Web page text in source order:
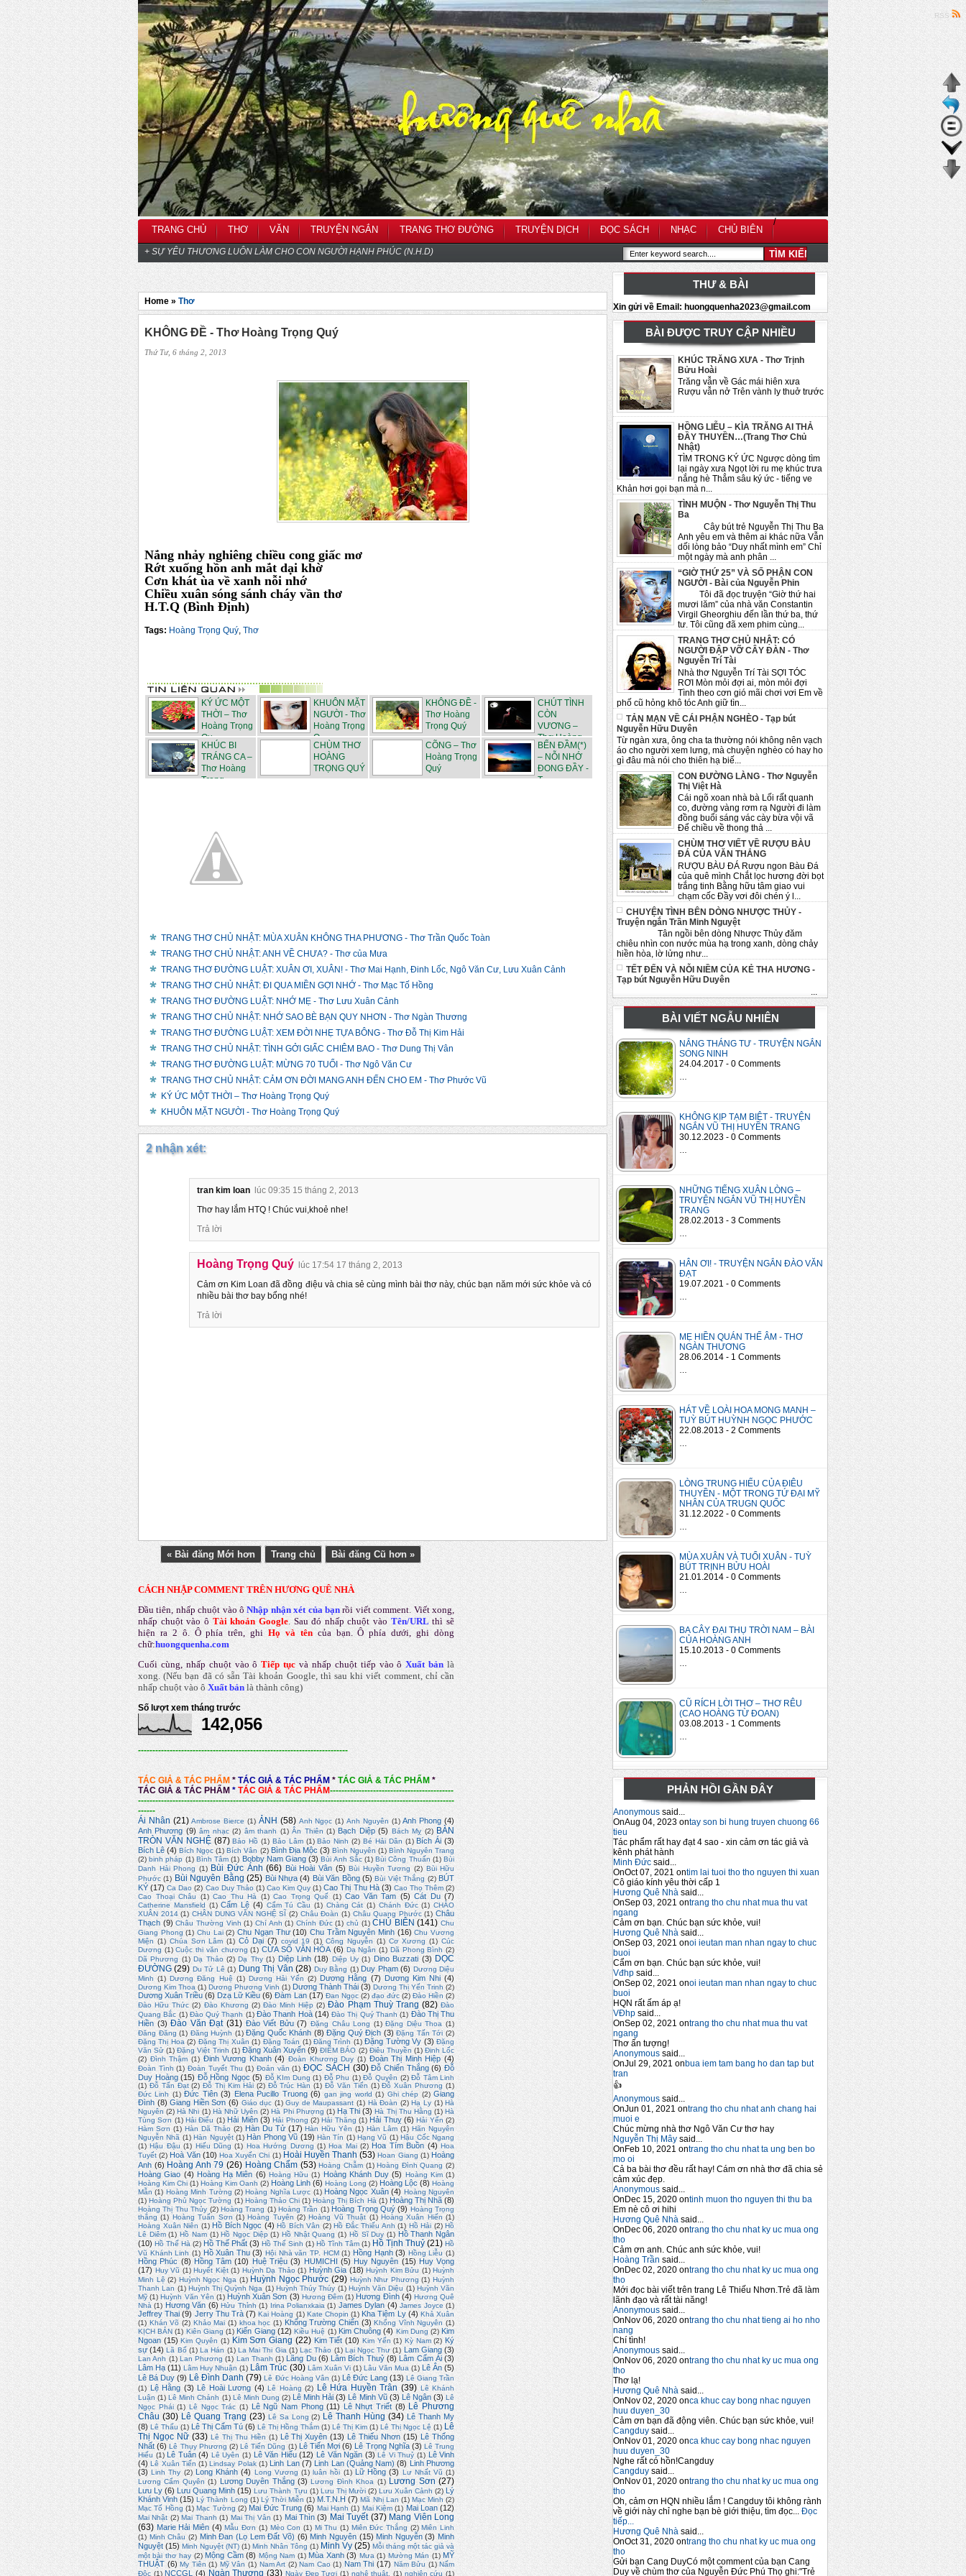
TRANG CHỦ THƠ VĂN TRUYỆN NGẮN TRANG THƠ ĐƯỜNG TRUYỆN DỊCH
/
ĐỌC SÁCH NHẠC CHỦ BIÊN
+ SỰ YÊU THƯƠNG LUÔN LÀM CHO CON NGƯỜI HẠNH PHÚC (N.H.D)
RSS
THƯ & BÀI
Xin gửi về Email: huongquenha2023@gmail.com
BÀI ĐƯỢC TRUY CẬP NHIỀU
KHÚC TRĂNG XƯA - Thơ Trịnh
Bửu Hoài
Trăng vẫn về Gác mái hiên xưa
Rượu vẫn nở Trên vành ly thuở trước
HỒNG LIỄU – KÌA TRĂNG AI THẢ
ĐẦY THUYỀN…(Trang Thơ Chủ
Nhật)
TÌM TRONG KÝ ỨC Ngược dòng tìm
lại ngày xưa Ngọt lời ru mẹ khúc trưa
nắng hè Thẳm sâu ký ức - tiếng ve
Khản hơi gọi bạn mà n...
TÌNH MUỘN - Thơ Nguyễn Thị Thu
Ba
Cây bút trẻ Nguyễn Thị Thu Ba
Anh yêu em và thêm ai khác nữa Vẫn
dối lòng bảo “Duy nhất mình em” Chỉ
một ngày mà anh phân ...
“GIỜ THỨ 25” VÀ SỐ PHẬN CON
NGƯỜI - Bài của Nguyễn Phin
Tôi đã đọc truyện “Giờ thứ hai
mươi lăm” của nhà văn Constantin
Virgil Gheorghiu đến lần thứ ba, thứ
tư. Tôi cũng đã xem phim cùng...
TRANG THƠ CHỦ NHẬT: CÓ
NGƯỜI ĐẬP VỠ CÂY ĐÀN - Thơ
Nguyễn Trí Tài
Nhà thơ Nguyễn Trí Tài SỢI TÓC
RƠI Mòn mỏi đợi ai, mòn mỏi đợi
Tình theo cơn gió mãi chơi vơi Em về
phố cũ hỏng khô tóc Anh giữ tìn...
TẢN MẠN VỀ CÁI PHẬN NGHÈO - Tạp bút
Nguyễn Hữu Duyên
Từ ngàn xưa, ông cha ta thường nói không nên vạch
áo cho người xem lưng, mà chuyện nghèo có hay ho
gì đâu mà nói cho thiên hạ biế...
CON ĐƯỜNG LÀNG - Thơ Nguyễn
Thị Việt Hà
Cái ngõ xoan nhà bà Lối rất quanh
co, đường vàng rơm rạ Người đi làm
đồng buổi sáng vác cày bừa vội vã
Để chiều về thong thả ...
CHÙM THƠ VIẾT VỀ RƯỢU BÀU
ĐÁ CỦA VĂN THẮNG
RƯỢU BÀU ĐÁ Rượu ngon Bàu Đá
của quê mình Chắt lọc hương đời bọt
trắng tinh Bằng hữu tâm giao vui
chạm cốc Đầy vơi đôi chén ý l...
CHUYỆN TÌNH BÊN DÒNG NHƯỢC THỦY -
Truyện ngắn Trần Minh Nguyệt
Tân ngồi bên dòng Nhược Thủy đăm
chiêu nhìn con nước mùa hạ trong xanh, dòng chảy
hiền hòa, lờ lửng như...
TẾT ĐẾN VÀ NỖI NIỀM CỦA KẺ THA HƯƠNG -
Tạp bút Nguyễn Hữu Duyên
BÀI VIẾT NGẪU NHIÊN
NẮNG THÁNG TƯ - TRUYỆN NGẮN
SONG NINH
24.04.2017 - 0 Comments
KHÔNG KỊP TẠM BIỆT - TRUYỆN
NGẮN VŨ THỊ HUYỀN TRANG
30.12.2023 - 0 Comments
NHỮNG TIẾNG XUÂN LÒNG –
TRUYỆN NGẮN VŨ THỊ HUYỀN
TRANG
28.02.2013 - 3 Comments
HÂN ƠI! - TRUYỆN NGẮN ĐÀO VĂN
ĐẠT
19.07.2021 - 0 Comments
MẸ HIỀN QUÁN THẾ ÂM - THƠ
NGÀN THƯƠNG
28.06.2014 - 1 Comments
HÁT VỀ LOÀI HOA MONG MANH –
TUỲ BÚT HUỲNH NGỌC PHƯỚC
22.08.2013 - 2 Comments
LÒNG TRUNG HIẾU CỦA ĐIÊU
THUYỀN - MỘT TRONG TỨ ĐẠI MỸ
NHÂN CỦA TRUGN QUỐC
31.12.2022 - 0 Comments
MÙA XUÂN VÀ TUỔI XUÂN - TUỲ
BÚT TRỊNH BỬU HOÀI
21.01.2014 - 0 Comments
BA CÂY ĐẠI THỤ TRỜI NAM – BÀI
CỦA HOÀNG ANH
15.10.2013 - 0 Comments
CŨ RÍCH LỜI THƠ – THƠ RÊU
(CAO HOÀNG TỪ ĐOAN)
03.08.2013 - 1 Comments
PHẢN HỒI GẦN ĐÂY
Anonymous said...
OnAug 04, 2023 ontay son bi hung truyen chuong 66
tieu
Tác phẩm rất hay đạt 4 sao - xin cảm ơn tác giả và
kênh phát hành
Minh Đức said...
OnOct 07, 2021 ontim lai tuoi tho tho nguyen thi xuan
Cô giáo kính yêu thời cấp 1
Hương Quê Nhà said...
OnSep 03, 2021 ontrang tho chu nhat mua thu vat
ngang
Cảm ơn bạn. Chúc bạn sức khỏe, vui!
Hương Quê Nhà said...
OnSep 03, 2021 onoi ieutan man nhan ngay to chuc
buoi
Cẩm ơn bạn. Chúc bạn sức khỏe, vui!
Vđhp said...
OnSep 02, 2021 onoi ieutan man nhan ngay to chuc
buoi
HQN rất ấm áp ạ!
VĐhp said...
OnSep 02, 2021 ontrang tho chu nhat mua thu vat
ngang
Thơ ấn tượng!
Anonymous said...
OnJul 29, 2021 onbua iem tam bang ho dan tap but
tran
👍
Anonymous said...
OnJun 01, 2021 ontrang tho chu nhat anh chang hai
muoi e
Chúc mừng nhà thơ Ngô Văn Cư thơ hay
Nguyễn Thị Mây said...
OnFeb 10, 2021 ontrang tho chu nhat ta ung ben bo
mo oi
Cả ba bài thơ đều rất hay! Cám ơn nhà thơ đã chia sẻ
cảm xúc đẹp.
Anonymous said...
OnDec 15, 2020 ontinh muon tho nguyen thi thu ba
Em nè cô ơi hihi
Hương Quê Nhà said...
OnDec 06, 2020 ontrang tho chu nhat ky uc mua ong
tho
Cảm ơn anh. Chúc anh sức khỏe, vui!
Hoàng Trần said...
OnDec 02, 2020 ontrang tho chu nhat ky uc mua ong
tho
Mới đọc bài viết trên trang Lê Thiếu Nhơn.Trẻ đã làm
lãnh đạo và rất tài năng!
Anonymous said...
OnNov 06, 2020 ontrang tho chu nhat tieng ai ho nho
nang
Chí tình!
Anonymous said...
OnNov 06, 2020 ontrang tho chu nhat ky uc mua ong
tho
Thơ lạ!
Hương Quê Nhà said...
OnNov 02, 2020 onca khuc cay bong nhac nguyen
huu duyen_30
Cảm ơn bạn đã động viên. Chúc bạn sức khỏe, vui!
Cangduy said...
OnNov 01, 2020 onca khuc cay bong nhac nguyen
huu duyen_30
Nghe rất có hồn!Cangduy
Cangduy said...
OnNov 01, 2020 ontrang tho chu nhat ky uc mua ong
tho
Oh, cảm ơn HQN nhiều lắm ! Cangduy tôi không rành
về giới này chỉ nghe bạn bè giới thiệu, tìm đọc...
Đọc
tiếp...
Hương Quê Nhà said...
OnOct 31, 2020 ontrang tho chu nhat ky uc mua ong
tho
Gửi bạn Cang DuyCó một comment của bạn Cang
Duy về chùm thơ của Nguyễn Đức Phú Thọ ghi:"Trẻ
Home » Thơ
KHÔNG ĐỀ - Thơ Hoàng Trọng Quý
Thứ Tư, 6 tháng 2, 2013
Nắng nhảy nghiêng chiều cong giấc mơ
Rớt xuống hồn anh mắt dại khờ
Cơn khát ùa về xanh nỗi nhớ
Chiều xuân sóng sánh cháy vần thơ
H.T.Q (Bình Định)
Tags: Hoàng Trọng Quý, Thơ
KÝ ỨC MỘT
THỜI – Thơ
Hoàng Trọng
Qu...
KHUÔN MẶT
NGƯỜI - Thơ
Hoàng Trọng
Q...
KHÔNG ĐỀ -
Thơ Hoàng
Trọng Quý
CHÚT TÌNH
CÒN
VƯƠNG –
Thơ Hoàng
Trọ...
KHÚC BI
TRÁNG CA –
Thơ Hoàng
Trọng ...
CHÙM THƠ
HOÀNG
TRỌNG QUÝ
CÕNG – Thơ
Hoàng Trọng
Quý
BẾN ĐẦM(*)
– NỖI NHỚ
ĐONG ĐẦY -
T...
TRANG THƠ CHỦ NHẬT: MÙA XUÂN KHÔNG THA PHƯƠNG - Thơ Trần Quốc Toàn
TRANG THƠ CHỦ NHẬT: ANH VỀ CHƯA? - Thơ của Mưa
TRANG THƠ ĐƯỜNG LUẬT: XUÂN ƠI, XUÂN! - Thơ Mai Hạnh, Đinh Lốc, Ngô Văn Cư, Lưu Xuân Cảnh
TRANG THƠ CHỦ NHẬT: ĐI QUA MIỀN GỢI NHỚ - Thơ Mạc Tố Hồng
TRANG THƠ ĐƯỜNG LUẬT: NHỚ MẸ - Thơ Lưu Xuân Cảnh
TRANG THƠ CHỦ NHẬT: NHỚ SAO BÈ BẠN QUY NHƠN - Thơ Ngàn Thương
TRANG THƠ ĐƯỜNG LUẬT: XEM ĐỜI NHẸ TỰA BÔNG - Thơ Đỗ Thị Kim Hải
TRANG THƠ CHỦ NHẬT: TÌNH GỞI GIẤC CHIÊM BAO - Thơ Dung Thị Vân
TRANG THƠ ĐƯỜNG LUẬT: MỪNG 70 TUỔI - Thơ Ngô Văn Cư
TRANG THƠ CHỦ NHẬT: CẢM ƠN ĐỜI MANG ANH ĐẾN CHO EM - Thơ Phước Vũ
KÝ ỨC MỘT THỜI – Thơ Hoàng Trọng Quý
KHUÔN MẶT NGƯỜI - Thơ Hoàng Trọng Quý
2 nhận xét:
tran kim loan
lúc 09:35 15 tháng 2, 2013
Thơ hay lắm HTQ ! Chúc vui,khoẻ nhe!
Trả lời
Hoàng Trọng Quý
lúc 17:54 17 tháng 2, 2013
Cảm ơn Kim Loan đã đồng điệu và chia sẻ cùng mình bài thơ này, chúc bạn năm mới sức khỏe và có
nhiều bài thơ bay bổng nhé!
Trả lời
« Bài đăng Mới hơn Trang chủ Bài đăng Cũ hơn »
CÁCH NHẬP COMMENT TRÊN HƯƠNG QUÊ NHÀ
Đầu tiên, nhấp chuột vào ô Nhập nhận xét của bạn rồi viết comment. Viết xong,
nhấp chuột vào ô Tài khoản Google. Sau đó nhấp chuột vào Tên/URL thì sẽ
hiện ra 2 ô. Ô phía trên, ghiHọ và tên của bạn. Ô phía dưới, ghi dòng
chữ:huongquenha.com
Cuối cùng, nhấp chuột vào ô Tiếp tục và nhấp chuột tiếp vào ôXuất bản là
xong.(Nếu bạn đã có sẵn Tài khoản Google, thì sau khi viết comment, chỉ cần
nhấp chuột vào ô Xuất bản là thành công)
Số lượt xem tháng trước
142,056
-------------------------------------------------------------------------
TÁC GIẢ & TÁC PHẨM * TÁC GIẢ & TÁC PHẨM * TÁC GIẢ & TÁC PHẨM *
TÁC GIẢ & TÁC PHẨM * TÁC GIẢ & TÁC PHẨM-------------------------------------------
--------------------------------------------------------------------------------------------------------------
------
Ái Nhân (21) Ambrose Bierce (1) ẢNH (58) Anh Ngọc (1) Anh Nguyên (1) Anh Phong (4)
Anh Phương (9) âm nhạc (2) âm thanh (1) Ân Thiên (1) Bạch Diệp (5) Bách Mỵ (2) BÀN
TRÒN VĂN NGHỆ (87) Bảo Hồ (1) Bảo Lâm (1) Bảo Ninh (2) Bé Hải Dân (1) Bích Ái (3)
Bích Lê (4) Bích Ngọc (1) Bích Vân (2) Bình Địa Mộc (3) Bình Nguyên (1) Bình Nguyên Trang
(2) binh pháp (1) Bình Tâm (1) Bobby Nam Giang (3) Bùi Anh Sắc (1) Bùi Công Thuấn (1) Bùi
Danh Hải Phong (1) Bùi Đức Ánh (66) Bùi Hoài Vân (5) Bùi Huyền Tương (2) Bùi Hữu
Phước (1) Bùi Nguyên Bằng (25) Bùi Nhựa (4) Bùi Văn Bồng (5) Bùi Việt Thắng (2) BÚT
KÝ (17) Ca Dao (2) Cao Duy Thảo (1) Cao Kim Quy (1) Cao Thị Thu Hà (3) Cao Thọ Thêm (2)
Cao Thoại Châu
(1) Cao Thu Hà (1) Cao Trọng Quế (1) Cao Văn Tam (5) Cát Du (7)
Catherine Mansfield (1) Cẩm Lệ (4) Cẩm Tú Cầu (1) Chàng Cát (1) Chánh Đức (1) CHÀO
XUÂN 2014 (1) CHÂN DUNG VĂN NGHỆ SĨ (2) Châu Đoàn (1) Châu Quang Phước (1) Châu
Thạch (9) Châu Thường Vinh (1) Chí Anh (1) Chính Đức (1) chủ (1) CHỦ BIÊN (141) Chu
Giang Phong (1) Chu Lai (2) Chu Ngạn Thư (10) Chu Trầm Nguyên Minh (16) Chu Vương
Miện (1) Chúa Sơn Lâm (1) Cỏ Dại (7) covid 19 (1) Công Nguyễn (1) Cơ Xương (1) Cúc
Dương (1) Cuộc thi văn chương (1) CỬA SỔ VĂN HÓA (6) Dạ Ngân (1) Dã Phong Bình (2)
Dã Phương (1) Dạ Thảo (2) Dạ Thy (1) Diệp Linh (18) Diệp Uy (1) Dino Buzzati (3) DỌC
ĐƯỜNG (29) Du Tử Lê (1) Dung Thị Vân (28) Duy Bằng (1) Duy Phạm (6) Dương Diệu
Minh (1) Dương Đăng Huệ (1) Dương Hải Yến (2) Dương Hằng (7) Dương Kim Nhi (4)
Dương Kim Thoa (1) Dương Phương Vinh (1) Dương Thành Thái (3) Dương Thị Yến Trinh (2)
Dương Xuân Triều (6) Dzạ Lữ Kiều (6) Đàm Lan (17) Đan Ngọc (2) đạo đức (2) Đào Hiền (2)
Đào Hữu Thức (2) Đào Khương (2) Đào Minh Hiệp (2) Đào Phạm Thuỳ Trang (82) Đào
Quang Bắc (1) Đào Quý Thạnh (1) Đào Thanh Hoà (14) Đào Thị Quý Thanh (1) Đào Thị Thu
Hiền (3) Đào Văn Đạt (31) Đào Viết Bửu (7) Đặng Châu Long (1) Đặng Diệu Thoa (1)
Đăng Đăng (1) Đăng Huỳnh (1) Đặng Quốc Khánh (8) Đặng Quý Địch (3) Đặng Tấn Tới (2)
Đặng Thị Hoa (2) Đặng Thị Xuân (1) Đặng Toán (1) Đăng Trình (1) Đặng Tường Vy (3) Đặng
Văn Sử (1) Đặng Việt Trinh (1) Đặng Xuân Xuyến (9) ĐIỂM BÁO (2) Điêu Thuyền (1) Đinh Lốc
(2) Đình Thậm (1) Đinh Vương Khanh (4) Đoàn Khương Duy (1) Đoàn Thị Minh Hiệp (4)
Đoàn Tình (1) Đoàn Tuyết Thu (1) Đoản văn (1) ĐỌC SÁCH (30) Đỗ Chiến Thắng (6) Đỗ
Duy Hoàng (15) Đỗ Hồng Ngọc (5) Đỗ KIm Dung (1) Đỗ Phu (1) Đỗ Quyên (2) Đỗ Tâm Linh
(1) Đỗ Tấn Đạt (2) Đỗ Thị Kim Hải (2) Đỗ Trúc Hàn (1) Đỗ Văn Tiến (1) Đỗ Xuân Phương (1)
Đức Linh (1) Đức Tiên (3) Elena Pucillo Truong (6) gan jing world (1) Ghi chép (2) Giang
Đình (8) Giang Hiền Sơn (6) Giáo dục (1) Guy de Maupassant (1) Hà Đoàn (2) Hạ Ly (1) Hà
Nguyên (2) Hà Nhi (1) Hà Nhữ Uyên (2) Hà Phi Phượng (1) Hạ Thi (3) Hà Thị Thu Hằng (1) Hà
Tùng Sơn (1) Hải Điểu (1) Hải Miên (3) Hải Phong (2) Hải Thăng (1) Hải Thuỵ (6) Hải Yến (2)
Hàm Sơn (1) Hàn Dã Thảo (2) Hàn Du Tử (17) Hàn Hữu Yên (1) Hàn Lâm (1) Hãn Nguyên
Nguyễn Nhã (1) Hàn Nguyệt (1) Hàn Phong Vũ (19) Hàn Tín (1) Hạng Vũ (1) Hậu Cốc Ngang
(1) Hậu Đậu (1) Hiếu Dũng (1) Hoa Hướng Dương (1) Hoa Mai (2) Hoa Tím Buồn (4) Hoa
Tuyết (2) Hoà Văn (10) Hoa Xuyến Chi (1) Hoài Huyền Thanh (53) Hoan Giang (1) Hoàng
Anh (6) Hoàng Anh 79 (26) Hoàng Chẩm (53) Hoàng Chẫm (1) Hoàng Đình Quang (2)
Hoàng Giao (4) Hoàng Hạ Miên (6) Hoàng Hữu (1) Hoàng Khánh Duy (5) Hoàng Kim (1)
Hoàng Kim Chi (1) Hoàng Kim Oanh (2) Hoàng Linh (6) Hoàng Long (2) Hoàng Lộc (8) Hoàng
Mẫn (1) Hoàng Minh Tường (2) Hoàng Nghĩa Lược (1) Hoàng Ngọc Xuân (4) Hoàng Nguyên
(1) Hoàng Phủ Ngọc Tường (1) Hoàng Thảo Chi (1) Hoàng Thị Bích Hà (1) Hoàng Thị Nhã (8)
Hoàng Thị Thu Thủy (2) Hoàng Trang (1) Hoàng Trần (1) Hoàng Trọng Quý (9) Hoàng Trọng
thắng (1) Hoàng Tuấn Sơn (1) Hoàng Tuyên (2) Hoàng Vũ Thuật (1) Hoàng Xuân Hiến (1)
Hoàng Xuân Niên (1) Hồ Bích Ngọc (4) Hồ Bích Vân (2) Hồ Đắc Thiếu Anh (1) Hồ Hải (2) Hồ
Lê Diêm (1) Hồ Nam (1) Hồ Ngọc Diệp (1) Hồ Nhật Quang (1) Hồ Sĩ Duy (1) Hồ Thanh Ngân
(10) Hồ Thế Hà (2) Hồ Thế Phất (3) Hồ Thế Sinh (1) Hồ Tĩnh Tâm (1) Hồ Tịnh Thuỷ (21) Hồ
Vũ Khánh Linh (1) Hồ Xuân Thu (3) Hội Nhà văn TP. HCM (1) Hồng Hạnh (3) Hồng Liễu (1)
Hồng Phúc (8) Hồng Tâm (10) Huệ Triệu (3) HUMICHI (5) Huy Nguyên (15) Huy Vọng
(17) Huy Vũ (1) Huyết Kiệt (1) Huỳnh Dạ Thảo (1) Huỳnh Gia (18) Huỳnh Kim Bửu (1) Huỳnh
Minh Lệ (2) Huỳnh Ngọc Nga (1) Huỳnh Ngọc Phước (29) Huỳnh Như Phương (1) Huỳnh
Thanh Lan (1) Huỳnh Thị Quỳnh Nga (1) Huỳnh Thúy Thúy (1) Huỳnh Văn Diệu (1) Huỳnh Văn
Mỹ (1) Huỳnh Văn Yên (1) Huỳnh Xuân Sơn (3) Hương Đêm (1) Hương Đình (4) Hương Quê
Nhà (1) Hương Văn (6) Hửu Thỉnh (1) Irina Polianxkaia (1) James Dylan (4) James Joyce (1)
Jeffrey Thai (9) Jerry Thu Trà (7) Kai Hoàng (1) Kate Chopin (1) Kha Tiệm Ly (4) Khả Xuân
(1) Khán Võ (2) Khảo Mai (1) khoa học (1) Khổng Trường Chiến (3) Khổng Vĩnh Nguyên (1)
KỊCH BẢN (1) Kiên Giang (1) Kiến Giang (12) Kiều Huệ (1) Kim Chuông (4) Kim Dung (2) Kim
Ngoan (15) Kim Quyên (1) Kim Sơn Giang (22) Kim Tiết (10) Kim Yến (1) Kỳ Nam (2) Ký
sự (14) Lã Bố (1) La Hán (1) La Mai Thi Gia (1) Lạc Thảo (1) Lại Ngọc Thư (1) Lam Giang (3)
Lan Anh (1) Lan Phương (1) Lan Thanh (1) Lãng Du (6) Lâm Bích Thuỷ (8) Lâm Cẩm Ái (3)
Lâm Hạ (11) Lâm Huy Nhuận (1) Lâm Trúc (30) Lâm Xuân Vi (1) Lâu Văn Mua (1) Lê Ân (5)
Lê Bá Duy (9) Lê Đình Danh (79) Lê Đức Hoàng Vân (1) Lê Đức Lang (13) Lê Giang Trần
(1)
Lệ Hằng (3) Lê Hoài Lương (4) Lê Hoàng (2) Lê Hứa Huyền Trân (39) Lê Khánh
Luận (1) Lê Minh Chánh (1) Lê Minh Dung (2) Lê Minh Hải (3) Lê Minh Vũ (3) Lê Ngân (3) Lê
Ngọc Phái (1) Lê Ngọc Trác (1) Lê Ngũ Nam Phong (11) Lê Nhựt Triết (8) Lê Phương
Châu (30) Lê Quang Trạng (23) Lê Sa Long (2) Lê Thanh Hùng (34) Lê Thanh My
(8) Lê Thấu (1) Lê Thị Cẩm Tú (6) Lê Thị Hồng Thắm (1) Lê Thị Kim (1) Lê Thị Ngọc Lệ (1) Lê
Thị Ngọc Nữ (33) Lê Thị Thu Hiền (1) Lê Thị Xuyên (13) Lê Thiếu Nhơn (15) Lê Thống
Nhất (6) Lê Thụy Phương (2) Lê Tiến Dũng (1) Lê Tiến Mợi (6) Lê Trọng Nghĩa (3) Lê Trung
Hiếu (1) Lê Tuân (4) Lê Uyên (1) Lê Văn Hiếu (12) Lê Văn Ngăn (3) Lê Vi Thuỷ (1) Lê Vinh
(4) Lê Xuân Tiến (1) Lindsay Polak (1) Linh Lan (7) Linh Lan (Quảng Nam) (8) Linh Phương
(3) Linh Thy (2) Long Khánh (4) Long Vương (1) luân hồi (1) Lữ Hồng (3) Lư Nhất Vũ (1)
Lương Cẩm Quyên (1) Lương Duyên Thắng (3) Lương Đình Khoa (1) Lương Sơn (27)
Lưu Ly (6) Lưu Quang Minh (15) Lưu Thành Tựu (1) Lưu Thị Mười (2) Lưu Xuân Cảnh (2) Lý
Khánh Vinh (15) Lý Thành Long (1) Lý Thời Miễn (1) M.T.N.H (7) Mã Nhị Lan (1) Mạc Minh (2)
Mạc Tố Hồng (1) Mạc Tường (2) Mai Đức Trung (6) Mai Hạnh (1) Mai Kiệm (1) Mai Loan (12)
Mai Nhật (2) Mai Thanh (1) Mai Thị Vân (1) Mai Thìn (3) Mai Tuyết (37) Mang Viên Long
(63) Marie Hải Miên (4) Mẫu Đơn (1) Mèo Con (1) Mi Thu (1) Miên Đức Thắng (2) Miên Linh
(1) Minh Châu (2) Minh Đan (Lọ Lem Đất Võ) (6) Minh Nguyên (15) Minh Nguyễn (3) Minh
Nguyệt (15) Minh Nguyệt (NT) (1) Minh Nhân Tông (1) Minh Vy (25) Mỗi tháng một tác giả và
một bài thơ hay (2) Mộng Cầm (8) Mộng Nam (1) Mùa Xanh (3) Mưa (1) Mường Mán (1) MỸ
THUẬT (6) My Tiên (1) Mỹ Vân (1) Nam Art (2) Nam Cao (1) Nam Thi (17) Năm Bửu (1) Nấm
Độc (1) NCCGL (4) Ngàn Thương (33) Ngày Đẹp Tươi (1) nghệ thuật. (1) nghiên cứu (1)